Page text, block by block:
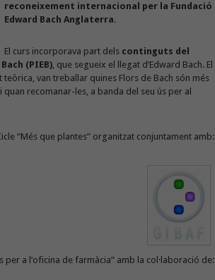
reconeixement internacional per la Fundació
Edward Bach Anglaterra.
El curs incorporava part dels continguts del
(PIEB), que segueix el llegat d’Edward Bach. El
van treballar quines Flors de Bach són més
recomanar-les, a banda del seu ús per al
“Més que plantes” organitzat conjuntament amb:
per a l’oficina de farmàcia” amb la col·laboració de: